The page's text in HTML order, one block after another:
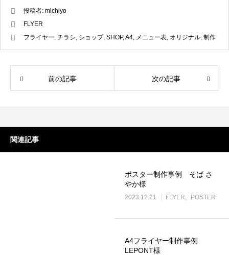
LINEリッチメニュー制作事例 そば さ
LINEリッチメニ
ステッカー制作事例 LEPONT様
ステッカー制
投稿者: michiyo
FLYER
フライヤー, チラシ, ショップ, SHOP,A4, メニュー表, オリジナル, 制作
前の記事 次の記事
関連記事
ポスター制作事例 そば さ
やか様
2023.12.21 FLYER POSTER
A4フライヤー制作事例
LEPONT様